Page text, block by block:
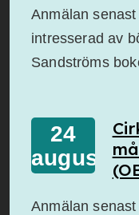
Anmälan
intresserad av
Sandströms
24
augusti
Anmälan